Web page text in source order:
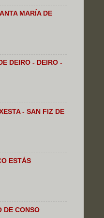
MARÍA DE
DEIRO - DEIRO -
- SAN FIZ DE
ESTÁS
DE CONSO